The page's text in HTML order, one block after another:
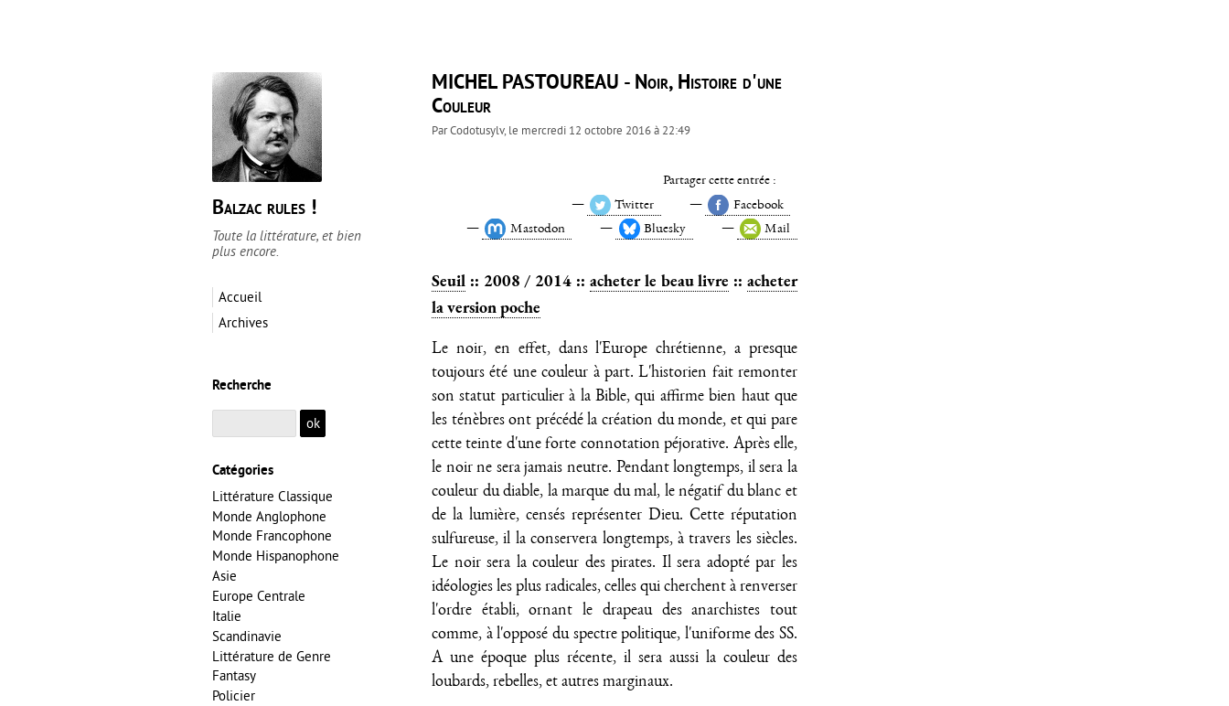
Balzac rules !
Toute la littérature, et bien
plus encore.
Accueil
Archives
MICHEL PASTOUREAU - Noir, Histoire d'une
Couleur
ParCodotusylv, le mercredi 12 octobre 2016 à 22:49
Partager cette entrée :
Twitter
Facebook
Mastodon
Bluesky Mail
Seuil :: 2008 / 2014 :: acheter le beau livre ::acheter
la version poche
Le noir, en effet, dans l'Europe chrétienne, a presque
toujours été une couleur à part. L'historien fait remonter
son statut particulier à la Bible, qui affirme bien haut que
les ténèbres ont précédé la création du monde, et qui pare
cette teinte d'une forte connotation péjorative. Après elle,
le noir ne sera jamais neutre. Pendant longtemps, il sera la
couleur du diable, la marque du mal, le négatif du blanc et
de la lumière, censés représenter Dieu. Cette réputation
sulfureuse, il la conservera longtemps, à travers les siècles.
Le noir sera la couleur des pirates. Il sera adopté par les
idéologies les plus radicales, celles qui cherchent à renverser
l'ordre établi, ornant le drapeau des anarchistes tout
comme, à l'opposé du spectre politique, l'uniforme des SS.
A une époque plus récente, il sera aussi la couleur des
loubards, rebelles, et autres marginaux.
Recherche
Catégories
Littérature Classique
Monde Anglophone
Monde Francophone
Monde Hispanophone
Asie
Europe Centrale
Italie
Scandinavie
Littérature de Genre
Fantasy
Policier